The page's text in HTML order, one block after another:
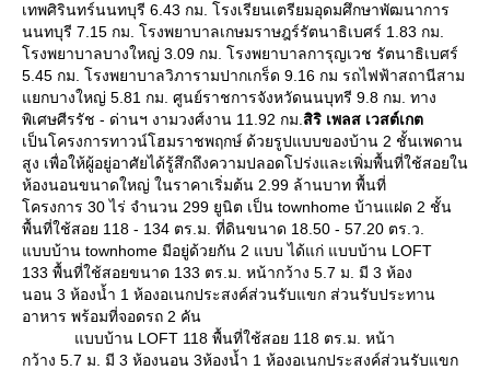
เทพศิรินทร์นนทบุรี 6.43 กม. โรงเรียนเตรียมอุดมศึกษาพัฒนาการ
นนทบุรี 7.15 กม. โรงพยาบาลเกษมราษฎร์รัตนาธิเบศร์ 1.83 กม.
รงพยาบาลบางใหญ่ 3.09 กม. โรงพยาบาลการุญเวช รัตนาธิเบศร์
5.45 กม. โรงพยาบาลวิภารามปากเกร็ด 9.16 กม รถไฟฟ้าสถานีสาม
กบางใหญ่ 5.81 กม. ศูนย์ราชการจังหวัดนนบุทรี 9.8 กม. ทาง
พิเศษศีรรัช - ด่านฯ งามวงศ์งาน 11.92 กม. สิริ เพลส เวสต์เกต
เป็นโครงการทาวน์โฮมราชพฤกษ์ ด้วยรูปแบบของบ้าน 2 ชั้นเพดาน
สูง เพื่อให้ผู้อยู่อาศัยได้รู้สึกถึงความปลอดโปร่งและเพิ่มพื้นที่ใช้สอยใน
ห้องนอนขนาดใหญ่ ในราคาเริ่มต้น 2.99 ล้านบาท พื้นที่
ครงการ 30 ไร่ จำนวน 299 ยูนิต เป็น townhome บ้านแฝด 2 ชั้น
พื้นที่ใช้สอย 118 - 134 ตร.ม. ที่ดินขนาด 18.50 - 57.20 ตร.ว.
บบบ้าน townhome มีอยู่ด้วยกัน 2 แบบ ได้แก่ แบบบ้าน LOFT
133 พื้นที่ใช้สอยขนาด 133 ตร.ม. หน้ากว้าง 5.7 ม. มี 3 ห้อง
นอน 3 ห้องน้ำ 1 ห้องอเนกประสงค์ส่วนรับแขก ส่วนรับประทาน
อาหาร พร้อมที่จอดรถ 2 คัน
บบบ้าน LOFT 118 พื้นที่ใช้สอย 118 ตร.ม. หน้า
กว้าง 5.7 ม. มี 3 ห้องนอน 3ห้องน้ำ 1 ห้องอเนกประสงค์ส่วนรับแขก